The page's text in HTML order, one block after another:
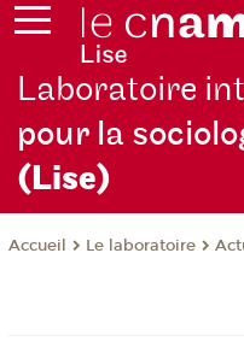
Laboratoire
pour la
(Lise)
Accueil Le laboratoire